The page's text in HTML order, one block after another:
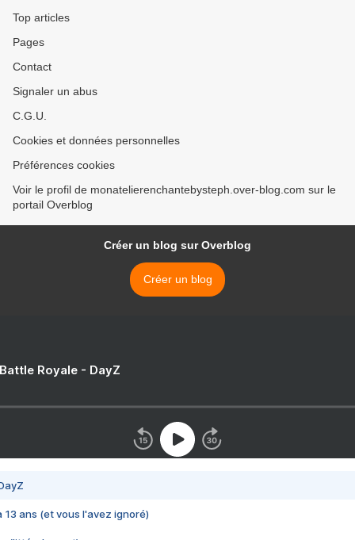
Top articles
Pages
Contact
Signaler un abus
C.G.U.
Cookies et données personnelles
Préférences cookies
Voir le profil de monatelierenchantebysteph.over-blog.com sur le
portail Overblog
Créer un blog sur Overblog
Créer un blog
Royale - DayZ
13 ans (et vous l'avez ignoré)